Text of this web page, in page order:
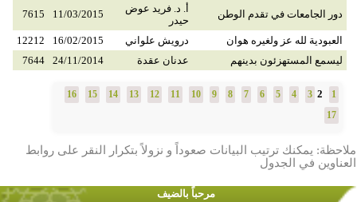
دور الجامعات في تقدم الوطن
أ. د. فريد عوض
حيدر
11/03/2015
7615
العبودية لله عز ولغيره هوان درويش علواني 16/02/2015
12212
ليسمع المستهزئون بدينهم
عدنان عقدة 24/11/2014
7644
1
3
4
5
6
7
8
9
10
11
12
13
14
15
16
17
ملاحظة: يمكنك ترتيب البيانات صعوداً و نزولاً بتكرار النقر على روابط
العناوين في الجدول
مرحباً بالضيف